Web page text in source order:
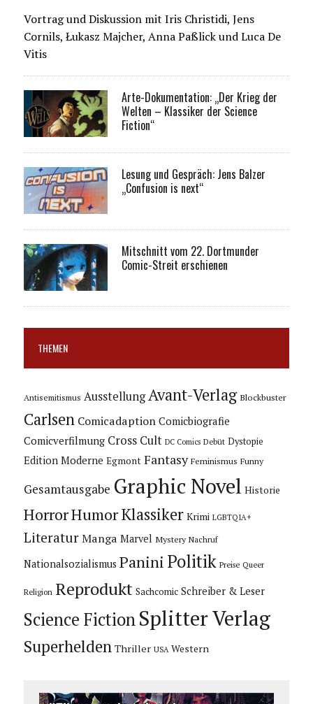
Vortrag und Diskussion mit Iris Christidi, Jens
Cornils, Łukasz Majcher, Anna Paßlick und Luca De
Vitis
Arte-Dokumentation: „Der Krieg der
Welten – Klassiker der Science
Fiction“
Lesung und Gespräch: Jens Balzer
„Confusion is next“
Mitschnitt vom 22. Dortmunder
Comic-Streit erschienen
THEMEN
Antisemitismus Ausstellung Avant-Verlag Blockbuster
Carlsen Comicadaption Comicbiografie
Comicverfilmung Cross Cult DC Comics Debüt Dystopie
Edition Moderne Egmont Fantasy Feminismus Funny
Gesamtausgabe Graphic Novel Historie
HorrorHumorKlassiker Krimi LGBTQIA+
Literatur Manga Marvel Mystery Nachruf
Nationalsozialismus Panini Politik Preise Queer
Religion Reprodukt Sachcomic Schreiber & Leser
Science Fiction Splitter Verlag
Superhelden Thriller USA Western